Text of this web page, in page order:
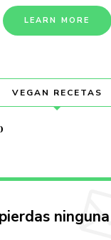
LEARN MORE
VEGAN RECETAS